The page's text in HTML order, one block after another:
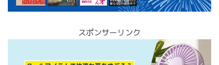
スポンサーリンク